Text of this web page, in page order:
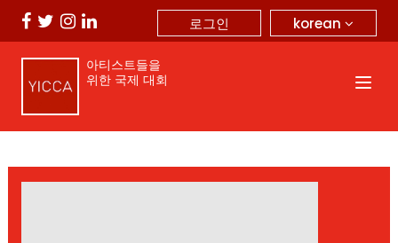
korean
로그인
아티스트들을
위한 국제 대회